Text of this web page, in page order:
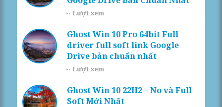
-- Lượt xem
Ghost Win 10 Pro 64bit Full
driver full soft link Google
Drive bản chuẩn nhất
-- Lượt xem
Ghost Win 10 22H2 – No và Full
Soft Mới Nhất